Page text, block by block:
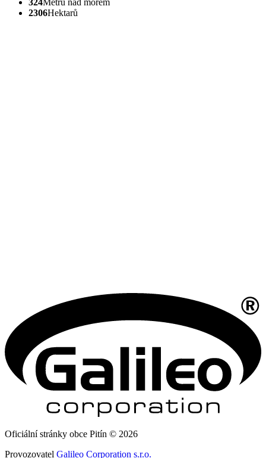
324Metrů nad mořem
2306Hektarů
Oficiální stránky obce Pitín © 2026
Provozovatel Galileo Corporation s.r.o.